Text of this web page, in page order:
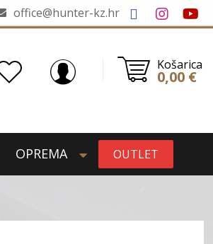
office@hunter-kz.hr
Košarica
0,00 €
OPREMA OUTLET